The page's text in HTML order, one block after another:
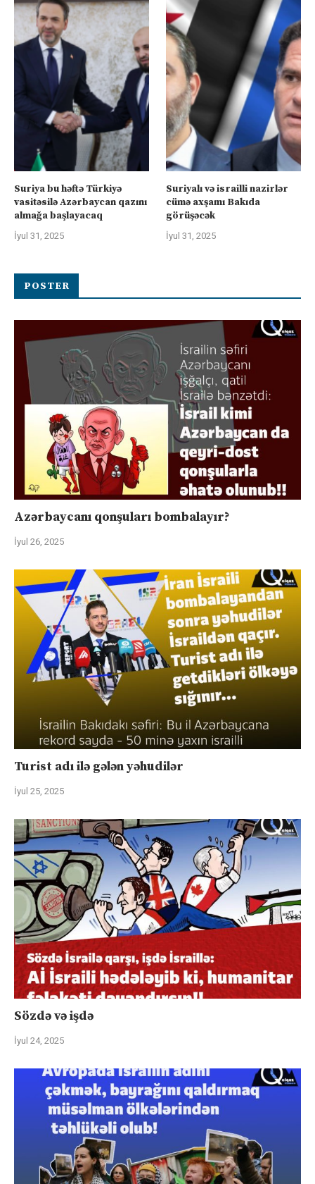
Suriya bu həftə Türkiyə
vasitəsilə Azərbaycan qazını
almağa başlayacaq
İyul 31, 2025
Suriyalı və israilli nazirlər
cümə axşamı Bakıda
görüşəcək
İyul 31, 2025
POSTER
Azərbaycanı qonşuları bombalayır?
İyul 26, 2025
Turist adı ilə gələn yəhudilər
İyul 25, 2025
Sözdə və işdə
İyul 24, 2025